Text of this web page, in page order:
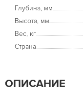
Глубина, мм
Высота, мм
Вес, кг
Страна
ОПИСАНИЕ